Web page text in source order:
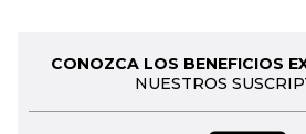
CONOZCA LOS BENEFICIOS
NUESTROS